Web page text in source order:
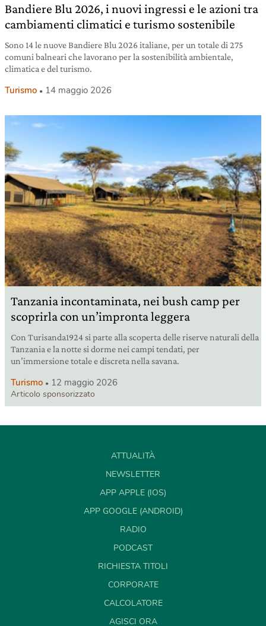
Bandiere Blu 2026, i nuovi ingressi e le azioni tra
cambiamenti climatici e turismo sostenibile
Sono 14 le nuove Bandiere Blu 2026 italiane, per un totale di 275
comuni balneari che lavorano per la sostenibilità ambientale,
climatica e del turismo.
Turismo 14 maggio 2026
Tanzania incontaminata, nei bush camp per
scoprirla con un’impronta leggera
Con Turisanda1924 si parte alla scoperta delle riserve naturali della
Tanzania e la notte si dorme nei campi tendati, per
un’immersione totale e discreta nella savana.
Turismo 12 maggio 2026
Articolo sponsorizzato
ATTUALITÀ
NEWSLETTER
APP APPLE (IOS)
APP GOOGLE (ANDROID)
RADIO
PODCAST
RICHIESTA TITOLI
CORPORATE
CALCOLATORE
AGISCI ORA